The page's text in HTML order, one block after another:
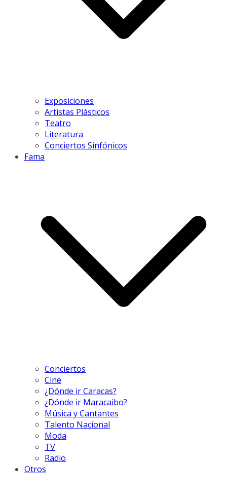
Exposiciones
Artistas Plásticos
Teatro
Literatura
Conciertos Sinfónicos
Fama
Conciertos
Cine
¿Dónde ir Caracas?
¿Dónde ir Maracaibo?
Música y Cantantes
Talento Nacional
Moda
TV
Radio
Otros